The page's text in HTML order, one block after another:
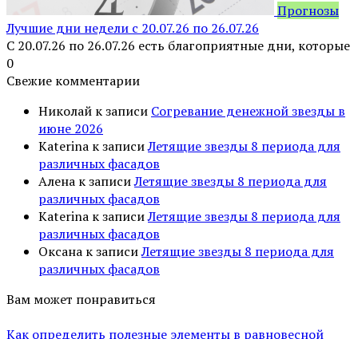
Прогнозы
Лучшие дни недели с 20.07.26 по 26.07.26
С 20.07.26 по 26.07.26 есть благоприятные дни, которые
0
Свежие комментарии
Николай к записи Согревание денежной звезды в
июне 2026
Katerina к записиЛетящие звезды 8 периода для
различных фасадов
Алена к записиЛетящие звезды 8 периода для
различных фасадов
Katerina к записиЛетящие звезды 8 периода для
различных фасадов
Оксана к записиЛетящие звезды 8 периода для
различных фасадов
Вам может понравиться
Как определить полезные элементы в равновесной